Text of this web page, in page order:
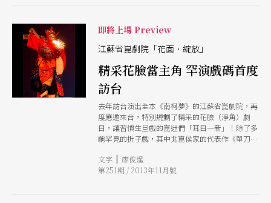
it！」
即將上場 Preview
江蘇省崑劇院「花面．綻放」
精采花臉當主角 罕演戲碼首度
訪台
去年訪台演出全本《南柯夢》的江蘇省崑劇院，再
度應邀來台，特別規劃了精采的花臉（淨角）劇
目，讓習慣生旦戲的崑迷們「耳目一新」！除了多
齣罕見的折子戲，其中北崑侯家的代表作《單刀
文字 | 廖俊逞
第251期 / 2013年11月號